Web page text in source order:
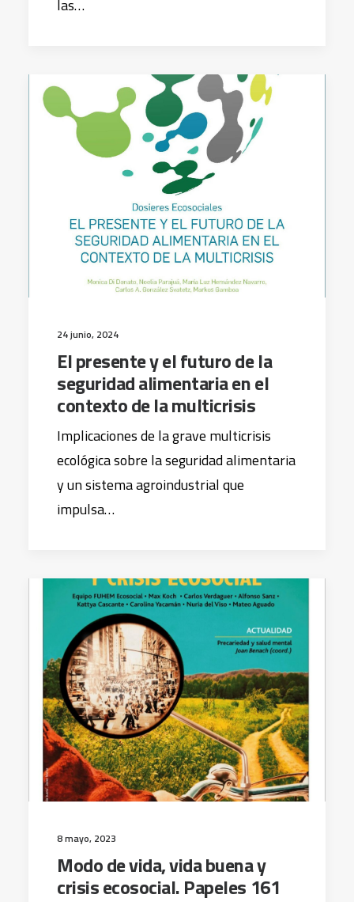
las…
24 junio, 2024
El presente y el futuro de la
seguridad alimentaria en el
contexto de la multicrisis
Implicaciones de la grave multicrisis
ecológica sobre la seguridad alimentaria
y un sistema agroindustrial que
impulsa…
8 mayo, 2023
Modo de vida, vida buena y
crisis ecosocial. Papeles 161